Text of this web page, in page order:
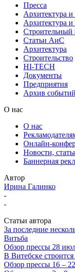
Пресса
Архитектура и
Архитектура и
Строительный
Статьи АиС
Архитектура
Строительство
HI-TECH
Документы
Предприятия
Архив событий
О нас
О нас
Онлайн-
Новости,
Баннерная
Автор
Ирина Галинко
-
-
Статьи автора
За последние
Витьба
Обзор прессы 28
В Витебске
Обзор прессы 16 –